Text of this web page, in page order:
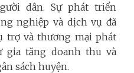
dân. Sự phát triển
nghiệp và dịch vụ đã
trợ và thương mại phát
gia tăng doanh thu và
sách huyện.